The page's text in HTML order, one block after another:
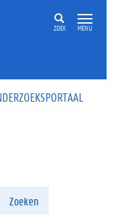
ZOEK MENU
Zoeken